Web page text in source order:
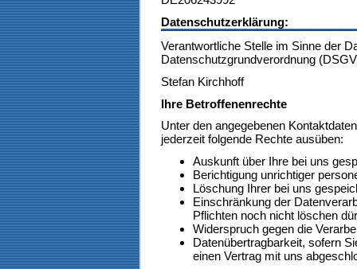
Datenschutzerklärung:
Verantwortliche Stelle im Sinne der
Datenschutzgrundverordnung
Stefan Kirchhoff
Ihre Betroffenenrechte
Unter den angegebenen
jederzeit folgende Rechte ausüben:
Auskunft über Ihre bei uns
Berichtigung unrichtiger
Löschung Ihrer bei uns
Einschränkung der
Pflichten noch nicht löschen
Widerspruch gegen die
Datenübertragbarkeit, sofern
einen Vertrag mit uns